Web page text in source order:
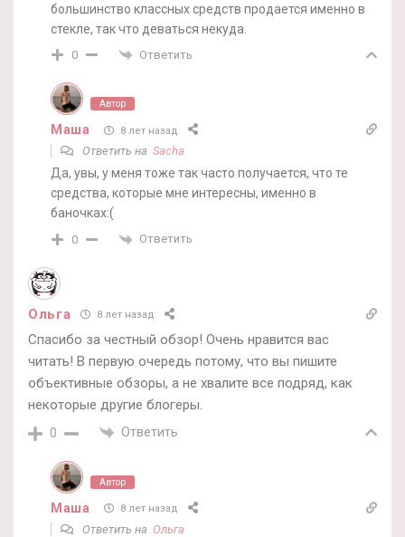
большинство классных средств продается именно в
стекле, так что деваться некуда.
0 Ответить
Автор
Маша 8 лет назад
Ответить на Sacha
Да, увы, у меня тоже так часто получается, что те
средства, которые мне интересны, именно в
баночках:(
0 Ответить
Ольга 8 лет назад
Спасибо за честный обзор! Очень нравится вас
читать! В первую очередь потому, что вы пишите
объективные обзоры, а не хвалите все подряд, как
некоторые другие блогеры.
0 Ответить
Автор
Маша 8 лет назад
Ответить на Ольга